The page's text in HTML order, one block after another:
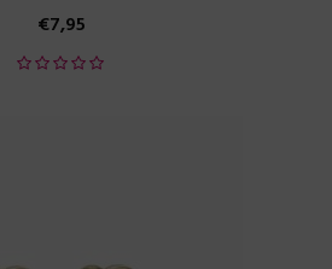
€7,95